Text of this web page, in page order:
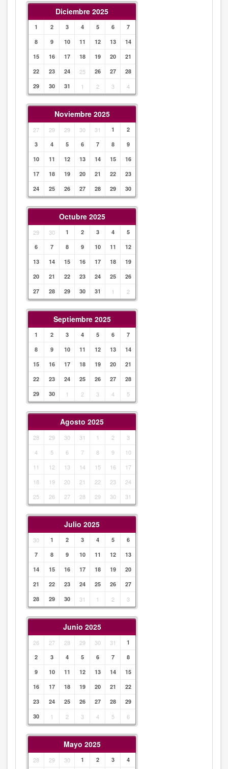
Diciembre 2025
1 2 3 4 5 6
7
8
9 10 11 12 13
14
15
16 17 18 19 20
21
22
23 24 25 26 27
28
29
30 31 1 2 3 4
Noviembre 2025
27 29 29 30 31 1
2
3
4 5 6 7 8
9
10
11 12 13 14 15
16
17
18 19 20 21 22
23
24
25 26 27 28 29 30
Octubre 2025
29 30 1 2 3 4
5
6
7 8 9 10 11
12
13
14 15 16 17 18
19
20
21 22 23 24 25
26
27
28 29 30 31 1 2
Septiembre 2025
1 2 3 4 5 6
7
8
9 10 11 12 13
14
15
16 17 18 19 20
21
22
23 24 25 26 27
28
29
30 1 2 3 4 5
Agosto 2025
28 29 30 31 1 2
3
4
5 6 7 8 9
10
11
12 13 14 15 16
17
18
19 20 21 22 23
24
25
26 27 28 29 30 31
Julio 2025
30 1 2 3 4 5
6
7
8 9 10 11 12
13
14
15 16 17 18 19
20
21
22 23 24 25 26
27
28
29 30 31 1 2 3
Junio 2025
26 27 28 29 30 31
1
2
3 4 5 6 7
8
9
10 11 12 13 14
15
16
17 18 19 20 21
22
23
24 25 26 27 28
29
30
1 2 3 4 5 6
Mayo 2025
28 29 30 1 2 3 4